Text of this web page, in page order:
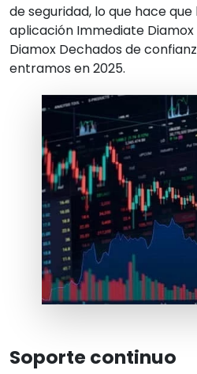
de seguridad, lo que hace que
aplicación Immediate Diamox
Diamox Dechados de
entramos en2025.
Soporte continuo